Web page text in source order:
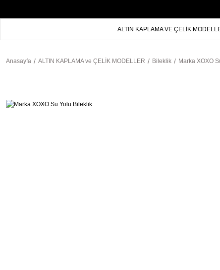
ALTIN KAPLAMA VE ÇELİK
Anasayfa ALTIN KAPLAMA ve ÇELİK MODELLER Bileklik Marka XOXO